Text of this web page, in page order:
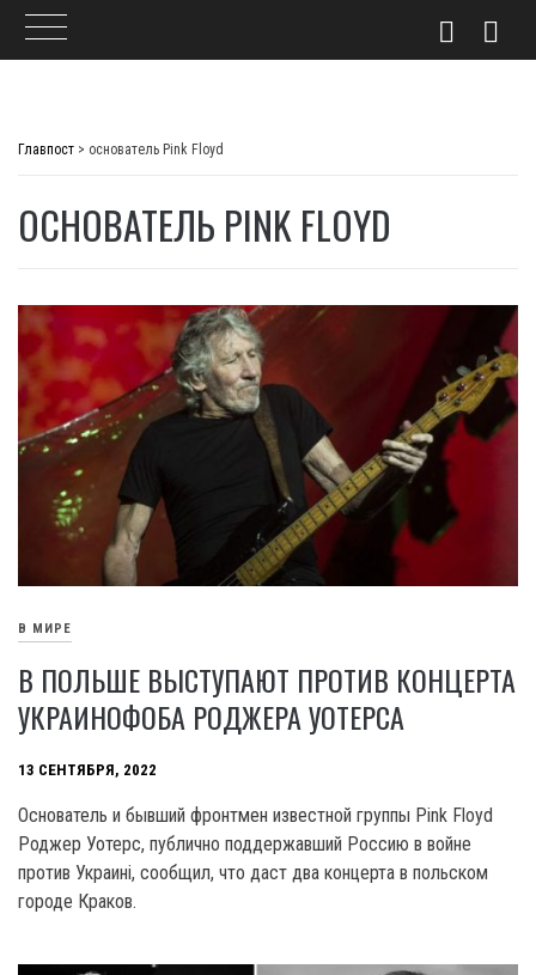
Главпост > основатель Pink Floyd
ОСНОВАТЕЛЬ PINK FLOYD
В МИРЕ
В ПОЛЬШЕ ВЫСТУПАЮТ ПРОТИВ КОНЦЕРТА
УКРАИНОФОБА РОДЖЕРА УОТЕРСА
13 СЕНТЯБРЯ, 2022
Основатель и бывший фронтмен известной группы Pink Floyd
Роджер Уотерс, публично поддержавший Россию в войне
против Украині, сообщил, что даст два концерта в польском
городе Краков.